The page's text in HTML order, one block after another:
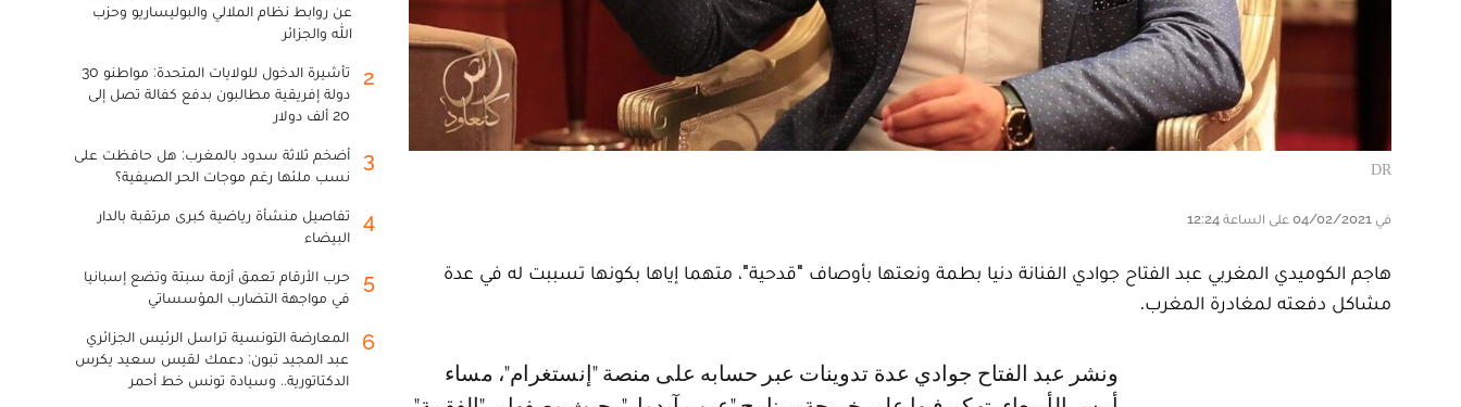
DR
في 04/02/2021 على الساعة 12:24
هاجم الكوميدي المغربي عبد الفتاح جوادي الفنانة دنيا بطمة ونعتها بأوصاف "قدحية"، متهما إياها بكونها تسببت له في عدة
مشاكل دفعته لمغادرة المغرب.
ونشر عبد الفتاح جوادي عدة تدوينات عبر حسابه على منصة "إنستغرام"، مساء
عن روابط نظام الملالي والبوليساريو وحزب
الله والجزائر
2
تأشيرة الدخول للولايات المتحدة: مواطنو 30
دولة إفريقية مطالبون بدفع كفالة تصل إلى
20 ألف دولار
3
أضخم ثلاثة سدود بالمغرب: هل حافظت على
نسب ملئها رغم موجات الحر الصيفية؟
4
تفاصيل منشأة رياضية كبرى مرتقبة بالدار
البيضاء
5
حرب الأرقام تعمق أزمة سبتة وتضع إسبانيا
في مواجهة التضارب المؤسساتي
6
المعارضة التونسية تراسل الرئيس الجزائري
عبد المجيد تبون: دعمك لقيس سعيد يكرس
الدكتاتورية.. وسيادة تونس خط أحمر